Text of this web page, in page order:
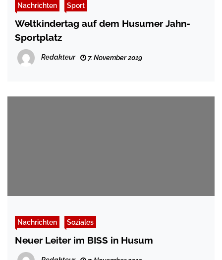
Nachrichten Sport
Weltkindertag auf dem Husumer Jahn-
Sportplatz
Redakteur 7. November 2019
Nachrichten Soziales
Neuer Leiter im BISS in Husum